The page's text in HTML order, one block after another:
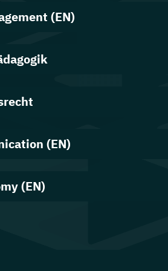
(EN)
(EN)
(EN)